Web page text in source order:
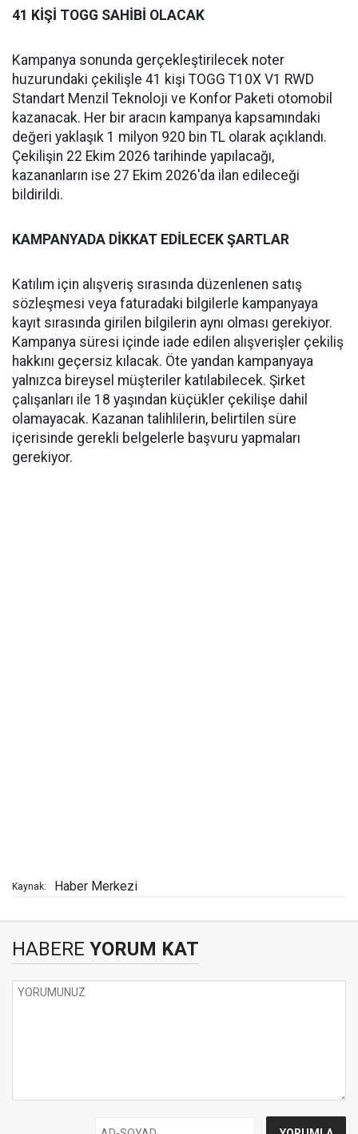
41 KİŞİ TOGG SAHİBİ OLACAK
Kampanya sonunda gerçekleştirilecek noter
huzurundaki çekilişle 41 kişi TOGG T10X V1 RWD
Standart Menzil Teknoloji ve Konfor Paketi otomobil
kazanacak. Her bir aracın kampanya kapsamındaki
değeri yaklaşık 1 milyon 920 bin TL olarak açıklandı.
Çekilişin 22 Ekim 2026 tarihinde yapılacağı,
kazananların ise 27 Ekim 2026'da ilan edileceği
bildirildi.
KAMPANYADA DİKKAT EDİLECEK ŞARTLAR
Katılım için alışveriş sırasında düzenlenen satış
sözleşmesi veya faturadaki bilgilerle kampanyaya
kayıt sırasında girilen bilgilerin aynı olması gerekiyor.
Kampanya süresi içinde iade edilen alışverişler çekiliş
hakkını geçersiz kılacak. Öte yandan kampanyaya
yalnızca bireysel müşteriler katılabilecek. Şirket
çalışanları ile 18 yaşından küçükler çekilişe dahil
olamayacak. Kazanan talihlilerin, belirtilen süre
içerisinde gerekli belgelerle başvuru yapmaları
gerekiyor.
Kaynak: Haber Merkezi
HABERE YORUM KAT